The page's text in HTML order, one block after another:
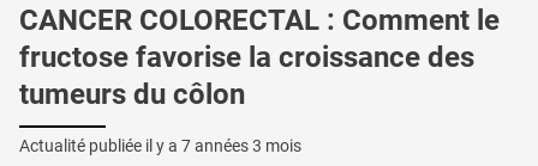
CANCER COLORECTAL : Comment le
fructose favorise la croissance des
tumeurs du côlon
Actualité publiée il y a 7 années 3 mois